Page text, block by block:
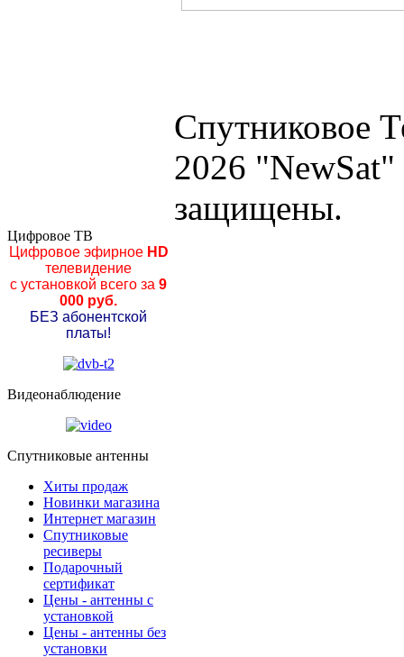
Спутниковое
2026
защищены.
Цифровое ТВ
Цифровое эфирноеHD
телевидение
с установкой всего за 9
000 руб.
БЕЗ абонентской
платы!
Видеонаблюдение
Спутниковые антенны
Хиты продаж
Новинки магазина
Интернет магазин
Спутниковые
ресиверы
Подарочный
сертификат
Цены - антенны с
установкой
Цены - антенны без
установки